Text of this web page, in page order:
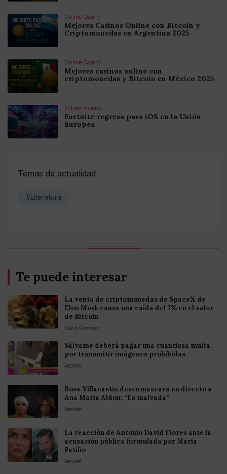
Online Casino
Mejores Casinos Online con Bitcoin y
Criptomonedas en Argentina 2025
Online Casino
Mejores casinos online con
criptomonedas y Bitcoin en México 2025
Entretenimiento
Fortnite regresa para iOS en la Unión
Europea
Temas de actualidad
#Literatura
Te puede interesar
La venta de criptomonedas de SpaceX de
Elon Musk causa una caída del 7% en el valor
de Bitcoin
Santi Ramirez
Sálvame deberá pagar una cuantiosa multa
por transmitir imágenes prohibidas
VecoVet
Rosa Villacastín desenmascara en directo a
Ana María Aldon: “Es malvada”
VecoVet
La reacción de Antonio David Flores ante la
acusación pública formulada por María
Patiño
VecoVet